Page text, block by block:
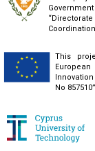
This
No